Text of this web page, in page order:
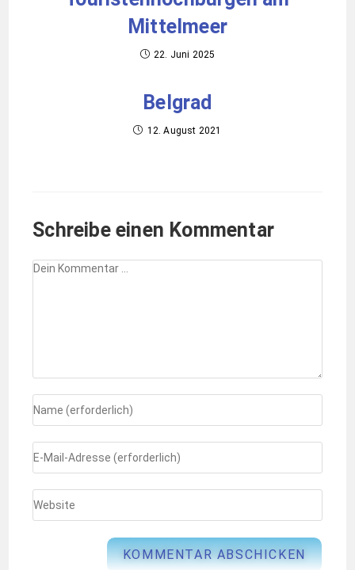
Mittelmeer
22. Juni 2025
Belgrad
12. August 2021
Schreibe einen Kommentar